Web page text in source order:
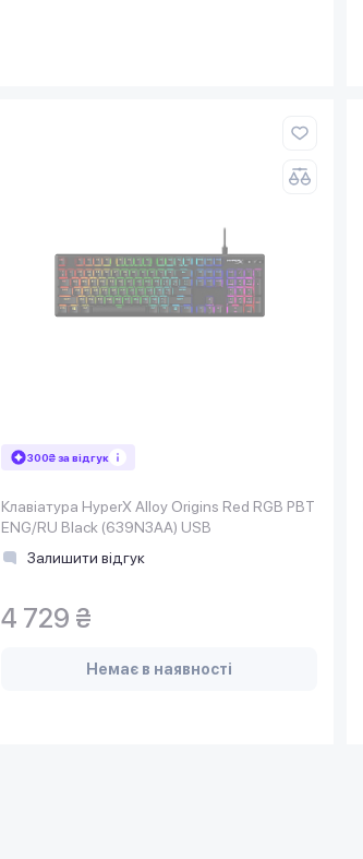
300₴ за відгук
Клавіатура HyperX Alloy Origins Red RGB PBT
ENG/RU Black (639N3AA) USB
Залишити відгук
4 729 ₴
Немає в наявності